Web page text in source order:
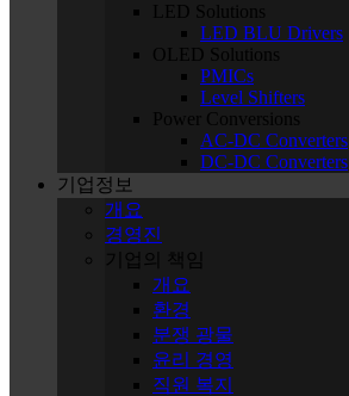
LED Solutions
LED BLU Drivers
OLED Solutions
PMICs
Level Shifters
Power Conversions
AC-DC Converters
DC-DC Converters
기업정보
개요
경영진
기업의 책임
개요
환경
분쟁 광물
윤리 경영
직원 복지